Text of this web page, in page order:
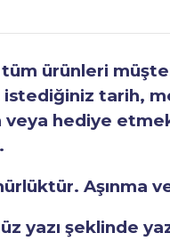
ürünleri
tarih,
veya hediye
Aşınma
yazı şeklinde